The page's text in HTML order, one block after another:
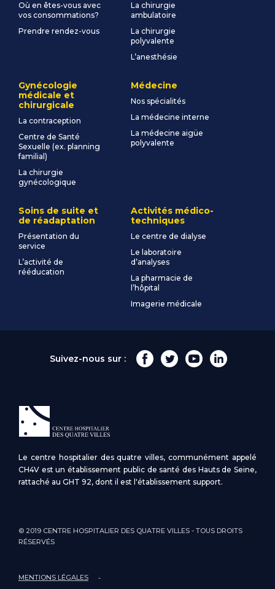
Où en êtes-vous avec
vos consommations?
Prendre rendez-vous
La chirurgie
ambulatoire
La chirurgie
polyvalente
L’anesthésie
Gynécologie
médicale et
chirurgicale
La contraception
Centre de Santé
Sexuelle (ex. planning
familial)
La chirurgie
gynécologique
Médecine
Nos spécialités
La médecine interne
La médecine aigüe
polyvalente
Soins de suite et
de réadaptation
Présentation du
service
L’activité de
rééducation
Activités médico-
techniques
Le centre de dialyse
Le laboratoire
d’analyses
La pharmacie de
l’hôpital
Imagerie médicale
Suivez-nous sur :
Le centre hospitalier des quatre villes, communément appelé
CH4V est un établissement public de santé des Hauts de Seine,
rattaché au GHT 92, dont il est l'établissement support.
© 2019 CENTRE HOSPITALIER DES QUATRE VILLES - TOUS DROITS
RÉSERVÉS
MENTIONS LÉGALES